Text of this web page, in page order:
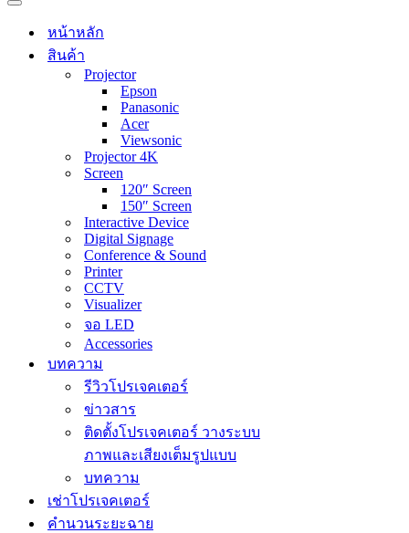
Navigation
หน้าหลัก
สินค้า
Projector
Epson
Panasonic
Acer
Viewsonic
Projector 4K
Screen
120″ Screen
150″ Screen
Interactive Device
Digital Signage
Conference & Sound
Printer
CCTV
Visualizer
จอ LED
Accessories
บทความ
รีวิวโปรเจคเตอร์
ข่าวสาร
ติดตั้งโปรเจคเตอร์ วางระบบ
ภาพและเสียงเต็มรูปแบบ
บทความ
เช่าโปรเจคเตอร์
คำนวนระยะฉาย